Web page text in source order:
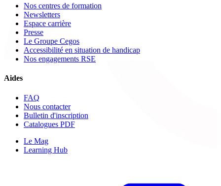
Nos centres de formation
Newsletters
Espace carrière
Presse
Le Groupe Cegos
Accessibilité en situation de handicap
Nos engagements RSE
Aides
FAQ
Nous contacter
Bulletin d'inscription
Catalogues PDF
Le Mag
Learning Hub